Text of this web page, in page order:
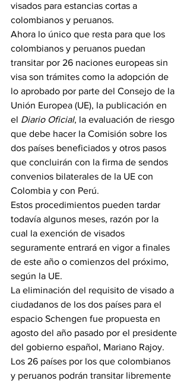
visados para estancias cortas a
colombianos y peruanos.
Ahora lo único que resta para que los
colombianos y peruanos puedan
transitar por 26 naciones europeas sin
visa son trámites como la adopción de
lo aprobado por parte del Consejo de la
Unión Europea (UE), la publicación en
el Diario Oficial, la evaluación de riesgo
que debe hacer la Comisión sobre los
dos países beneficiados y otros pasos
que concluirán con la firma de sendos
convenios bilaterales de la UE con
Colombia y con Perú.
Estos procedimientos pueden tardar
todavía algunos meses, razón por la
cual la exención de visados
seguramente entrará en vigor a finales
de este año o comienzos del próximo,
según la UE.
La eliminación del requisito de visado a
ciudadanos de los dos países para el
espacio Schengen fue propuesta en
agosto del año pasado por el presidente
del gobierno español, Mariano Rajoy.
Los 26 países por los que colombianos
y peruanos podrán transitar libremente